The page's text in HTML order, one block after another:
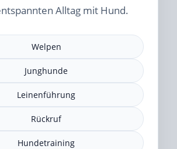
Alltag mit Hund.
Welpen
Junghunde
Leinenführung
Rückruf
Hundetraining